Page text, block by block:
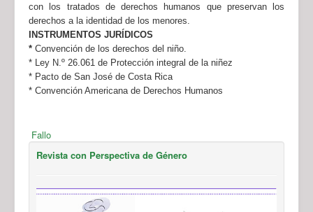
con los tratados de derechos humanos que preservan los
derechos a la identidad de los menores.
INSTRUMENTOS JURÍDICOS
* Convención de los derechos del niño.
* Ley N.º 26.061 de Protección integral de la niñez
* Pacto de San José de Costa Rica
* Convención Americana de Derechos Humanos
Fallo
Revista con Perspectiva de Género